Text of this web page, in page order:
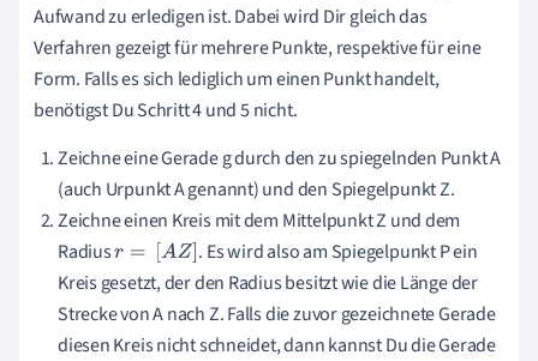
Aufwand zu erledigen ist. Dabei wird Dir gleich das
Verfahren gezeigt für mehrere Punkte, respektive für eine
Form. Falls es sich lediglich um einen Punkt handelt,
benötigst Du Schritt 4 und 5 nicht.
Zeichne eine Gerade g durch den zu spiegelnden Punkt A
(auch Urpunkt A genannt) und den Spiegelpunkt Z.
Zeichne einen Kreis mit dem Mittelpunkt Z und dem
Radiusr= [A Z]
. Es wird also am Spiegelpunkt P ein
Kreis gesetzt, der den Radius besitzt wie die Länge der
Strecke von A nach Z. Falls die zuvor gezeichnete Gerade
diesen Kreis nicht schneidet, dann kannst Du die Gerade